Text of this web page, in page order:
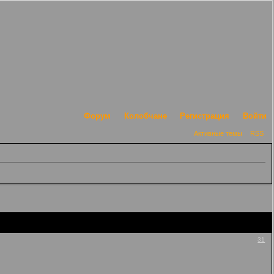
Форум Колобчане Регистрация Войти
Активные темы RSS
31